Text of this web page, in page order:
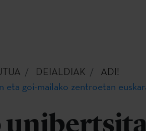
DEIALDIAK
ADI!
goi-mailako zentroetan